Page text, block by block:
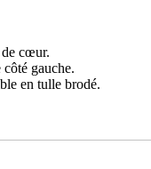
de cœur.
gauche.
en tulle brodé.